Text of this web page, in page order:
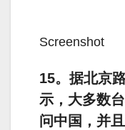
Screenshot
15。据北京
示，大多数
问中国，并